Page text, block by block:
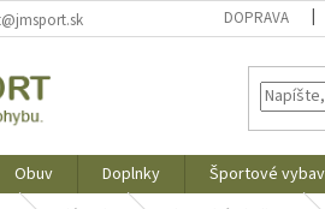
DOPRAVA
Obuv Doplnky Športové